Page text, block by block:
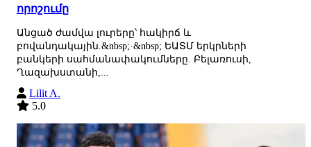
որոշումը
Անցած ժամվա լուրերը՝ հակիրճ և
բովանդակային.&nbsp;·&nbsp; ԵԱՏՄ երկրների
բանկերի սահմանափակումները. Բելառուսի,
Ղազախստանի,...
Lilit A.
5.0